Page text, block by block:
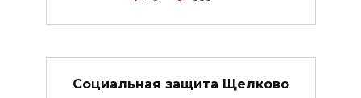
Социальная защита Щелково